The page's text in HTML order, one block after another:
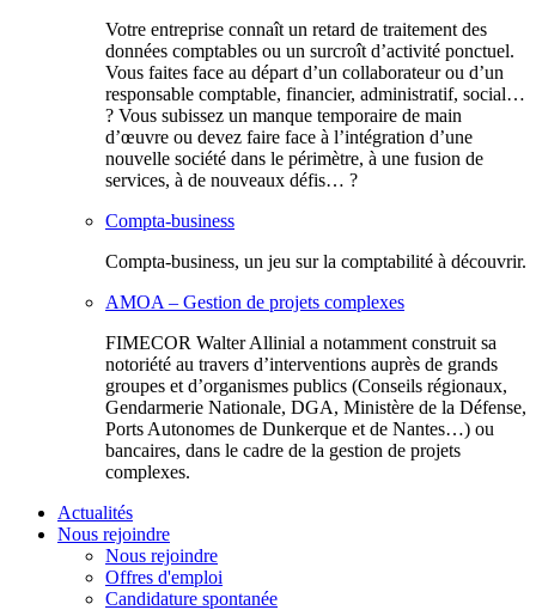
Votre entreprise connaît un retard de traitement des
données comptables ou un surcroît d’activité ponctuel.
Vous faites face au départ d’un collaborateur ou d’un
responsable comptable, financier, administratif, social…
? Vous subissez un manque temporaire de main
d’œuvre ou devez faire face à l’intégration d’une
nouvelle société dans le périmètre, à une fusion de
services, à de nouveaux défis… ?
Compta-business
Compta-business, un jeu sur la comptabilité à découvrir.
AMOA – Gestion de projets complexes
FIMECOR Walter Allinial a notamment construit sa
notoriété au travers d’interventions auprès de grands
groupes et d’organismes publics (Conseils régionaux,
Gendarmerie Nationale, DGA, Ministère de la Défense,
Ports Autonomes de Dunkerque et de Nantes…) ou
bancaires, dans le cadre de la gestion de projets
complexes.
Actualités
Nous rejoindre
Nous rejoindre
Offres d'emploi
Candidature spontanée